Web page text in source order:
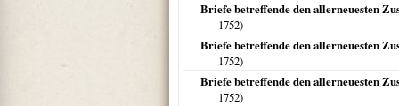
Briefe betreffende den allerneuesten
1752)
Briefe betreffende den allerneuesten
1752)
Briefe betreffende den allerneuesten
1752)